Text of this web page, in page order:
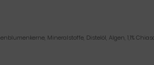
Mineralstoffe, Distelöl, Algen, 1,1%